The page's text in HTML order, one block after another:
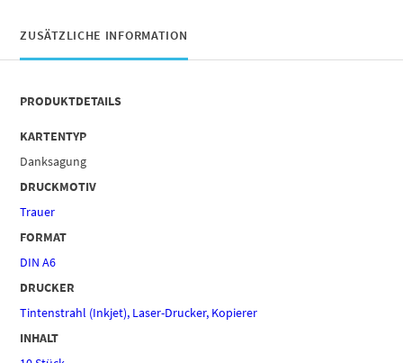
ZUSÄTZLICHE INFORMATION
PRODUKTDETAILS
KARTENTYP
Danksagung
DRUCKMOTIV
Trauer
FORMAT
DIN A6
DRUCKER
Tintenstrahl (Inkjet), Laser-Drucker, Kopierer
INHALT